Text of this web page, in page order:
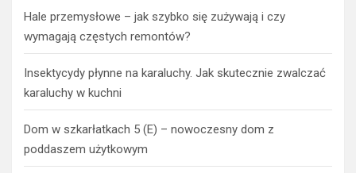
Hale przemysłowe – jak szybko się zużywają i czy
wymagają częstych remontów?
Insektycydy płynne na karaluchy. Jak skutecznie zwalczać
karaluchy w kuchni
Dom w szkarłatkach 5 (E) – nowoczesny dom z
poddaszem użytkowym